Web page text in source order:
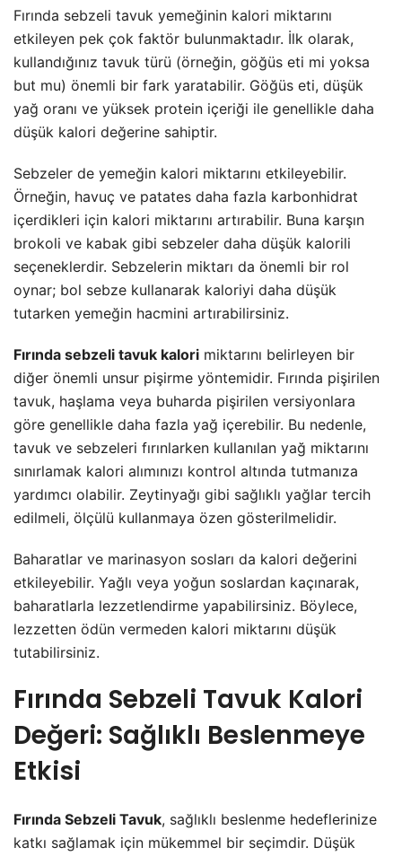
Fırında sebzeli tavuk yemeğinin kalori miktarını
etkileyen pek çok faktör bulunmaktadır. İlk olarak,
kullandığınız tavuk türü (örneğin, göğüs eti mi yoksa
but mu) önemli bir fark yaratabilir. Göğüs eti, düşük
yağ oranı ve yüksek protein içeriği ile genellikle daha
düşük kalori değerine sahiptir.
Sebzeler de yemeğin kalori miktarını etkileyebilir.
Örneğin, havuç ve patates daha fazla karbonhidrat
içerdikleri için kalori miktarını artırabilir. Buna karşın
brokoli ve kabak gibi sebzeler daha düşük kalorili
seçeneklerdir. Sebzelerin miktarı da önemli bir rol
oynar; bol sebze kullanarak kaloriyi daha düşük
tutarken yemeğin hacmini artırabilirsiniz.
Fırında sebzeli tavuk kalori miktarını belirleyen bir
diğer önemli unsur pişirme yöntemidir. Fırında pişirilen
tavuk, haşlama veya buharda pişirilen versiyonlara
göre genellikle daha fazla yağ içerebilir. Bu nedenle,
tavuk ve sebzeleri fırınlarken kullanılan yağ miktarını
sınırlamak kalori alımınızı kontrol altında tutmanıza
yardımcı olabilir. Zeytinyağı gibi sağlıklı yağlar tercih
edilmeli, ölçülü kullanmaya özen gösterilmelidir.
Baharatlar ve marinasyon sosları da kalori değerini
etkileyebilir. Yağlı veya yoğun soslardan kaçınarak,
baharatlarla lezzetlendirme yapabilirsiniz. Böylece,
lezzetten ödün vermeden kalori miktarını düşük
tutabilirsiniz.
Fırında Sebzeli Tavuk Kalori
Değeri: Sağlıklı Beslenmeye
Etkisi
Fırında Sebzeli Tavuk, sağlıklı beslenme hedeflerinize
katkı sağlamak için mükemmel bir seçimdir. Düşük